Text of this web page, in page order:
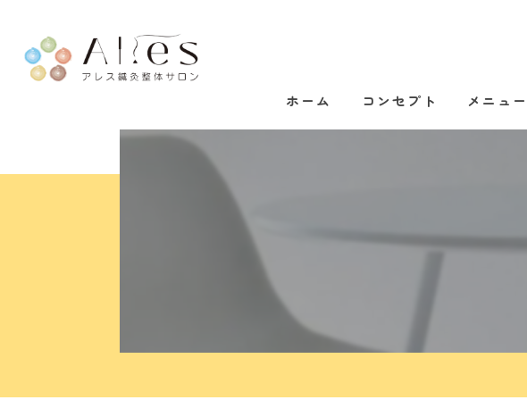
ホーム コンセプト メニュー